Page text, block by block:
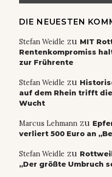
DIE NEUESTEN
Stefan Weidle zu MIT
Rentenkompromiss
zur Frührente
Stefan Weidle zu
auf dem Rhein trifft
Wucht
Marcus Lehmann zu
verliert 500 Euro an
Stefan Weidle zu
„Der größte Umbruch